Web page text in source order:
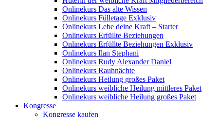
Onlinekurs Das alte Wissen
Onlinekurs Fülletage Exklusiv
Onlinekurs Lebe deine Kraft – Starter
Onlinekurs Erfüllte Beziehungen
Onlinekurs Erfüllte Beziehungen Exklusiv
Onlinekurs Ilan Stephani
Onlinekurs Rudy Alexander Daniel
Onlinekurs Rauhnächte
Onlinekurs Heilung großes Paket
Onlinekurs weibliche Heilung mittleres Paket
Onlinekurs weibliche Heilung großes Paket
Kongresse
Kongresse kaufen